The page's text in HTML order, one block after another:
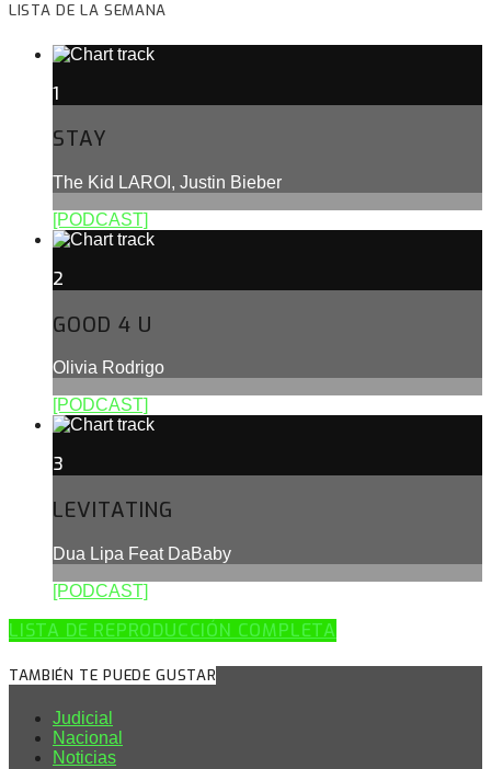
LISTA DE LA SEMANA
1
STAY
The Kid LAROI, Justin Bieber
[PODCAST]
2
GOOD 4 U
Olivia Rodrigo
[PODCAST]
3
LEVITATING
Dua Lipa Feat DaBaby
[PODCAST]
LISTA DE REPRODUCCIÓN COMPLETA
TAMBIÉN TE PUEDE GUSTAR
Judicial
Nacional
Noticias